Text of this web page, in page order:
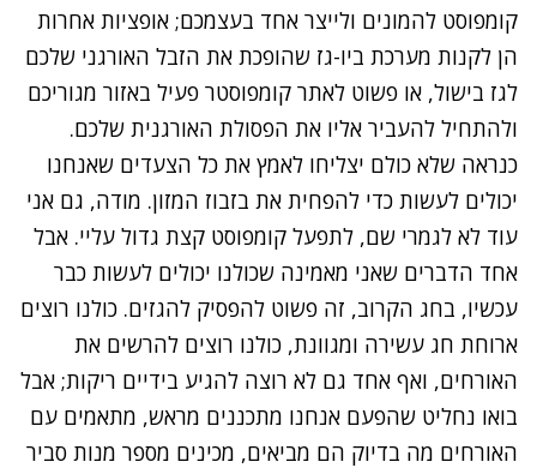
קומפוסט להמונים ולייצר אחד בעצמכם; אופציות אחרות
הן לקנות מערכת ביו-גז שהופכת את הזבל האורגני שלכם
לגז בישול, או פשוט לאתר קומפוסטר פעיל באזור מגוריכם
ולהתחיל להעביר אליו את הפסולת האורגנית שלכם.
כנראה שלא כולם יצליחו לאמץ את כל הצעדים שאנחנו
יכולים לעשות כדי להפחית את בזבוז המזון. מודה, גם אני
עוד לא לגמרי שם, לתפעל קומפוסט קצת גדול עליי. אבל
אחד הדברים שאני מאמינה שכולנו יכולים לעשות כבר
עכשיו, בחג הקרוב, זה פשוט להפסיק להגזים. כולנו רוצים
ארוחת חג עשירה ומגוונת, כולנו רוצים להרשים את
האורחים, ואף אחד גם לא רוצה להגיע בידיים ריקות; אבל
בואו נחליט שהפעם אנחנו מתכננים מראש, מתאמים עם
האורחים מה בדיוק הם מביאים, מכינים מספר מנות סביר